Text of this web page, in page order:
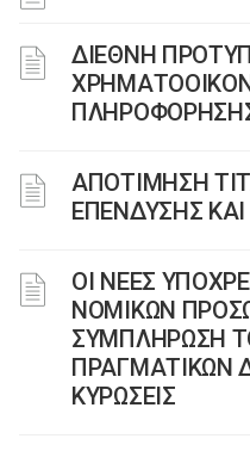
ΔΙΕΘΝΗ
ΑΠΟΤΙΜΗΣΗ
ΕΠΕΝΔΥΣΗΣ
ΟΙ ΝΕΕΣ
ΝΟΜΙΚΩΝ
ΣΥΜΠΛΗΡΩΣΗ
ΠΡΑΓΜΑΤΙΚΩΝ
ΚΥΡΩΣΕΙΣ